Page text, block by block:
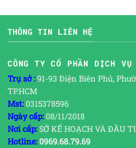
THÔNG TIN LIÊN HỆ
CÔNG TY CỔ PHẦN DỊCH VỤ
Trụ sở :91-93 Điện Biên Phủ,
TP.HCM
Mst:0315378596
Ngày cấp:08/11/2018
Nơi cấp:SỞ KẾ HOẠCH VÀ ĐẦU
Hotline: 0969.68.79.69